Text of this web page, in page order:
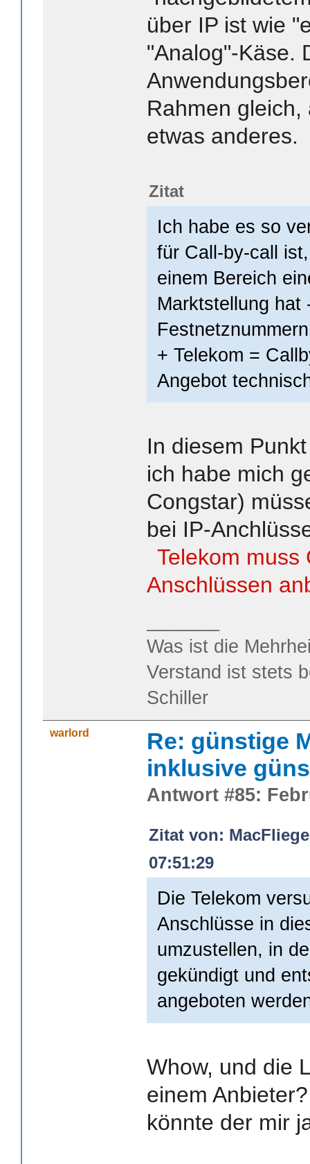
über IP ist wie
"Analog"-Käse.
Rahmen
etwas anderes.
Zitat
Ich habe es so
für Call-by-call
einem Bereich
Marktstellung hat
+ Telekom =
Angebot
In diesem
ich habe mich
Congstar)
bei IP-
Telekom muss
Anschlüssen
Was ist die
Verstand ist stets
Schiller
warlord
Re: günstige
inklusive
Antwort #85:
Zitat von:
07:51:29
Die Telekom
Anschlüsse in
umzustellen, in
gekündigt und
angeboten
Whow, und die
einem
könnte der mir